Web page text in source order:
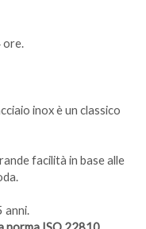
ore.
inox è un classico
facilità in base alle
anni.